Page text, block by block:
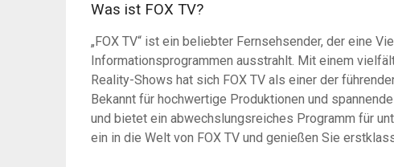
Was ist FOX TV?
„FOX TV“ ist ein beliebter Fernsehsender, der eine
Informationsprogrammen ausstrahlt. Mit einem
Reality-Shows hat sich FOX TV als einer der
Bekannt für hochwertige Produktionen und
und bietet ein abwechslungsreiches Programm für
ein in die Welt von FOX TV und genießen Sie